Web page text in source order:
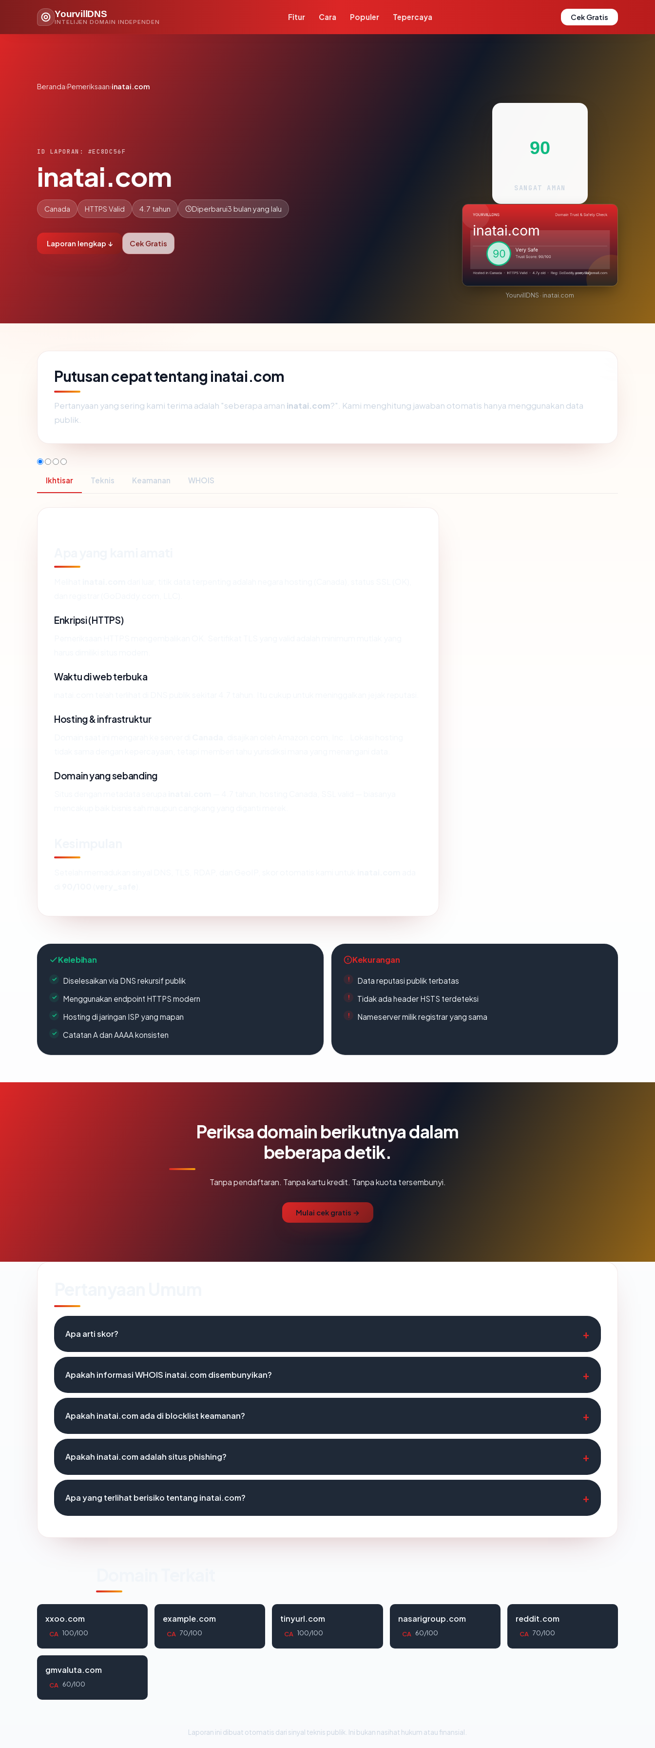
YourvillDNS
INTELIJEN DOMAIN INDEPENDEN
Fitur Cara Populer Tepercaya Cek Gratis
Beranda›Pemeriksaan›inatai.com
ID LAPORAN: #EC8DC56F
inatai.com
Canada HTTPS Valid 4.7 tahun Diperbarui3 bulan yang lalu
Laporan lengkap ↓ Cek Gratis
90
SANGAT AMAN
YourvillDNS · inatai.com
Putusan cepat tentang inatai.com
Pertanyaan yang sering kami terima adalah "seberapa aman inatai.com?". Kami menghitung jawaban otomatis hanya menggunakan data
publik.
Ikhtisar Teknis Keamanan WHOIS
Enkripsi (HTTPS)
Waktu di web terbuka
Hosting & infrastruktur
Domain yang sebanding
Kelebihan
Diselesaikan via DNS rekursif publik
Menggunakan endpoint HTTPS modern
Hosting di jaringan ISP yang mapan
Catatan A dan AAAA konsisten
Kekurangan
Data reputasi publik terbatas
Tidak ada header HSTS terdeteksi
Nameserver milik registrar yang sama
Periksa domain berikutnya dalam
beberapa detik.
Tanpa pendaftaran. Tanpa kartu kredit. Tanpa kuota tersembunyi.
Mulai cek gratis →
Apa arti skor?
Apakah informasi WHOIS inatai.com disembunyikan?
Apakah inatai.com ada di blocklist keamanan?
Apakah inatai.com adalah situs phishing?
Apa yang terlihat berisiko tentang inatai.com?
xxoo.com
CA 100/100
example.com
CA 70/100
tinyurl.com
CA 100/100
nasarigroup.com
CA 60/100
reddit.com
CA 70/100
gmvaluta.com
CA 60/100
Laporan ini dibuat otomatis dari sinyal teknis publik. Ini bukan nasihat hukum atau finansial.